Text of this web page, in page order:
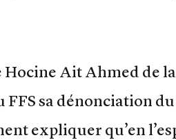
Ait Ahmed de
FFS sa dénonciation
expliquer qu’en